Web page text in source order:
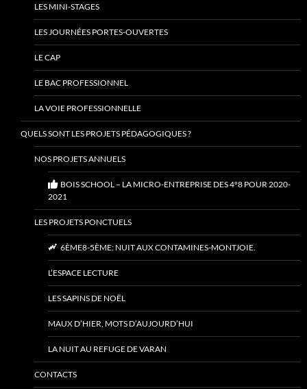
LES MINI-STAGES
LES JOURNÉES PORTES-OUVERTES
LE CAP
LE BAC PROFESSIONNEL
LA VOIE PROFESSIONNELLE
QUELS SONT LES PROJETS PÉDAGOGIQUES ?
NOS PROJETS ANNUELS
BOIS SCHOOL – LA MICRO-ENTREPRISE DES 4°8 POUR 2020-
2021
LES PROJETS PONCTUELS
6ÈME8-5ÈME: NUIT AUX CONTAMINES-MONTJOIE.
L’ESPACE LECTURE
LES SAPINS DE NOËL
MAUX D’HIER, MOTS D’AUJOURD’HUI
LA NUIT AU REFUGE DE VARAN
CONTACTS